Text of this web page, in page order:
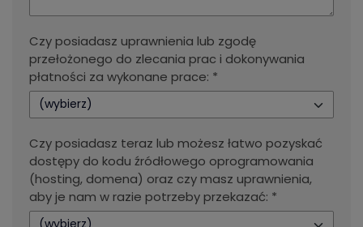
Czy posiadasz uprawnienia lub zgodę
przełożonego do zlecania prac i dokonywania
płatności za wykonane prace: *
(wybierz)
Czy posiadasz teraz lub możesz łatwo pozyskać
dostępy do kodu źródłowego oprogramowania
(hosting, domena) oraz czy masz uprawnienia,
aby je nam w razie potrzeby przekazać: *